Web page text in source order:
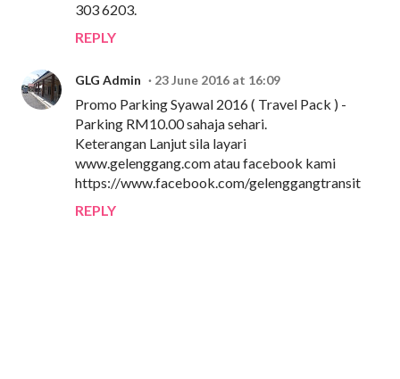
303 6203.
REPLY
GLG Admin 23 June 2016 at 16:09
Promo Parking Syawal 2016 ( Travel Pack ) -
Parking RM10.00 sahaja sehari.
Keterangan Lanjut sila layari
www.gelenggang.com atau facebook kami
https://www.facebook.com/gelenggangtransit
REPLY